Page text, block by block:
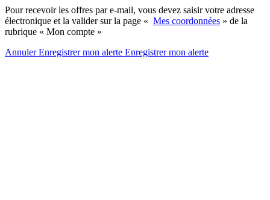
Pour recevoir les offres par e-mail, vous devez saisir votre adresse
électronique et la valider sur la page « Mes coordonnées » de la
rubrique « Mon compte »
AnnulerEnregistrer mon alerte Enregistrermon alerte